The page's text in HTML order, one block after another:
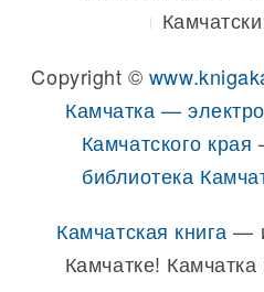
Copyright ©
Камчатка —
Камчатского края
библиотека
Камчатская книга —
Камчатке!